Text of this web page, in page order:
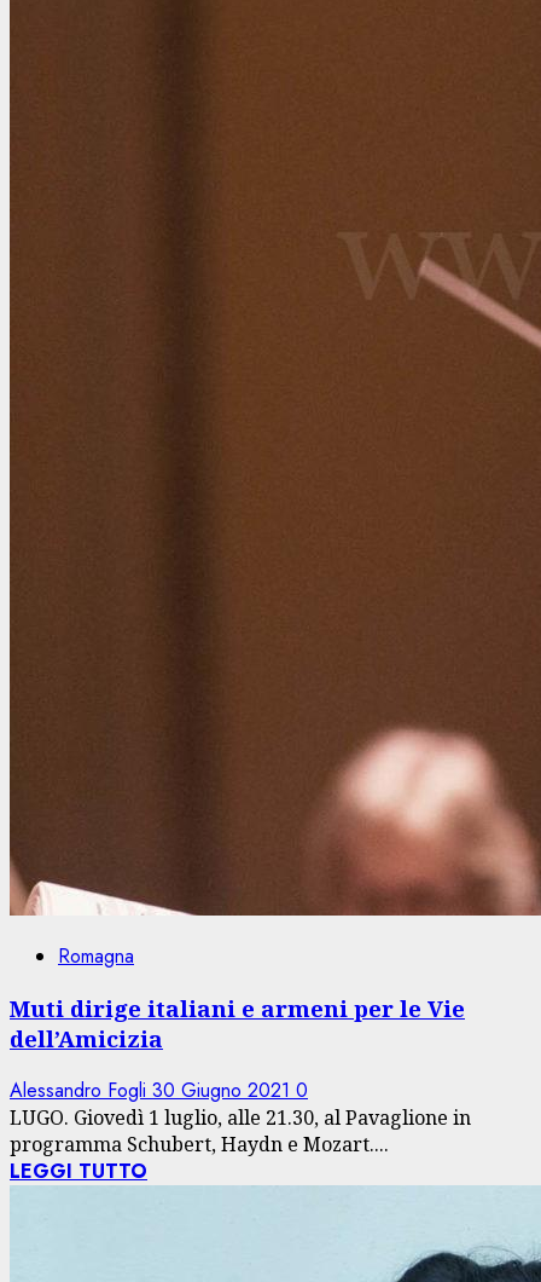
Romagna
Muti dirige italiani e armeni per le Vie
dell’Amicizia
Alessandro Fogli 30 Giugno 2021 0
LUGO. Giovedì 1 luglio, alle 21.30, al Pavaglione in
programma Schubert, Haydn e Mozart....
LEGGI TUTTO